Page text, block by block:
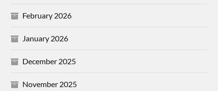
February 2026
January 2026
December 2025
November 2025